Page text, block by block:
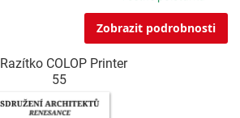
Zobrazit podrobnosti
Razítko COLOP Printer
55